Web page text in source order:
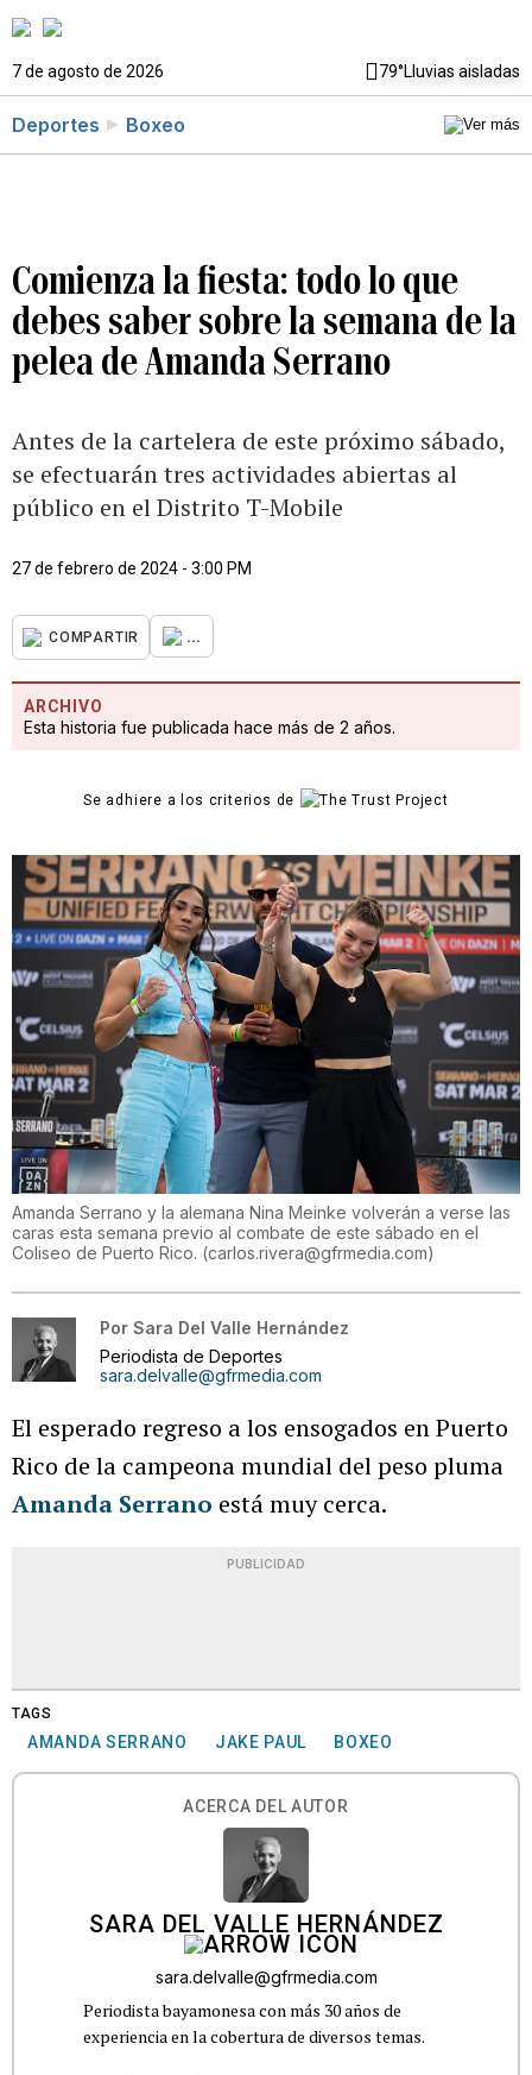
7 de agosto de 2026 79°Lluvias aisladas
Deportes Boxeo
Comienza la fiesta: todo lo que
debes saber sobre la semana de la
pelea de Amanda Serrano
Antes de la cartelera de este próximo sábado,
se efectuarán tres actividades abiertas al
público en el Distrito T-Mobile
27 de febrero de 2024 - 3:00 PM
COMPARTIR ...
ARCHIVO
Esta historia fue publicada hace más de 2 años.
Se adhiere a los criterios de
Amanda Serrano y la alemana Nina Meinke volverán a verse las
caras esta semana previo al combate de este sábado en el
Coliseo de Puerto Rico. (carlos.rivera@gfrmedia.com)
Por Sara Del Valle Hernández
Periodista de Deportes
sara.delvalle@gfrmedia.com
El esperado regreso a los ensogados en Puerto
Rico de la campeona mundial del peso pluma
Amanda Serrano está muy cerca.
PUBLICIDAD
TAGS
AMANDA SERRANO JAKE PAUL BOXEO
ACERCA DEL AUTOR
SARA DEL VALLE HERNÁNDEZ
sara.delvalle@gfrmedia.com
Periodista bayamonesa con más 30 años de
experiencia en la cobertura de diversos temas.